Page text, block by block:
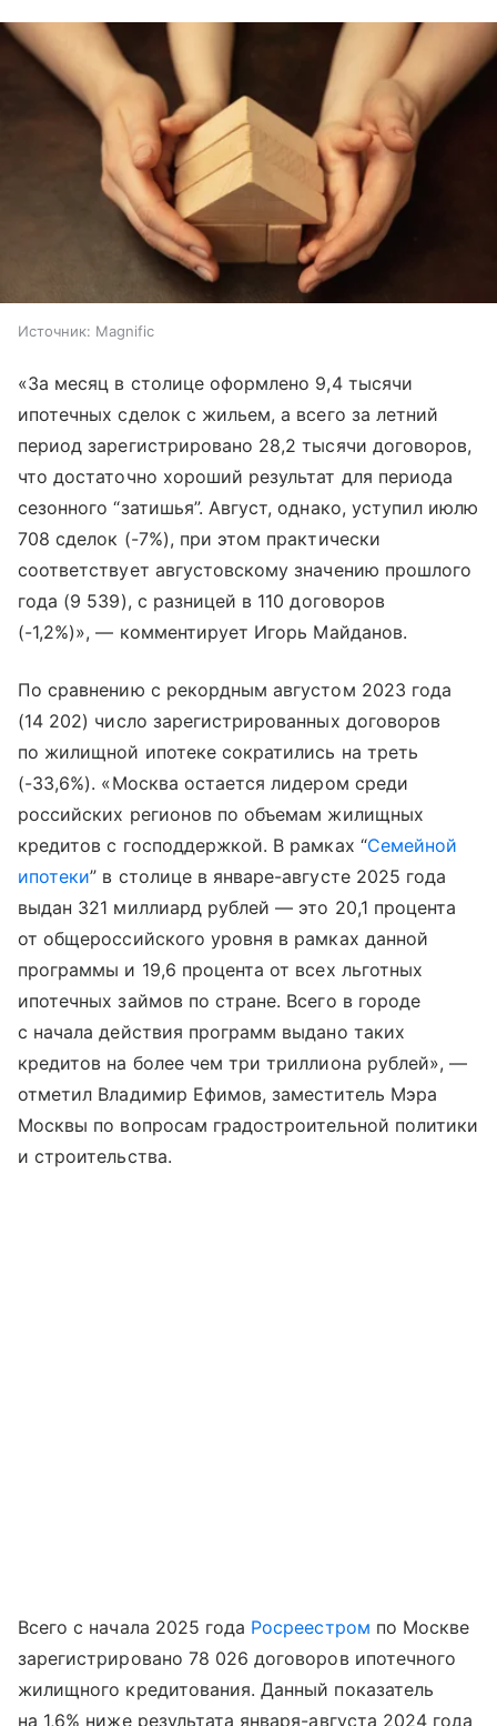
Источник: Magnific
«За месяц в столице оформлено 9,4 тысячи
ипотечных сделок с жильем, а всего за летний
период зарегистрировано 28,2 тысячи договоров,
что достаточно хороший результат для периода
сезонного “затишья”. Август, однако, уступил июлю
708 сделок (-7%), при этом практически
соответствует августовскому значению прошлого
года (9 539), с разницей в 110 договоров
(-1,2%)», — комментирует Игорь Майданов.
По сравнению с рекордным августом 2023 года
(14 202) число зарегистрированных договоров
по жилищной ипотеке сократились на треть
(-33,6%). «Москва остается лидером среди
российских регионов по объемам жилищных
кредитов с господдержкой. В рамках “Семейной
ипотеки” в столице в январе-августе 2025 года
выдан 321 миллиард рублей — это 20,1 процента
от общероссийского уровня в рамках данной
программы и 19,6 процента от всех льготных
ипотечных займов по стране. Всего в городе
с начала действия программ выдано таких
кредитов на более чем три триллиона рублей», —
отметил Владимир Ефимов, заместитель Мэра
Москвы по вопросам градостроительной политики
и строительства.
Всего с начала 2025 года Росреестром по Москве
зарегистрировано 78 026 договоров ипотечного
жилищного кредитования. Данный показатель
на 1,6% ниже результата января-августа 2024 года